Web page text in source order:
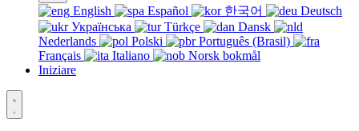
English Español 한국어
Deutsch
Українська
Türkçe
Dansk
Nederlands
Polski
Português (Brasil)
Français
Italiano
Norsk bokmål
Iniziare